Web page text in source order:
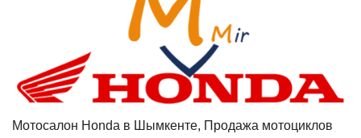
Мотосалон Honda в Шымкенте, Продажа мотоциклов